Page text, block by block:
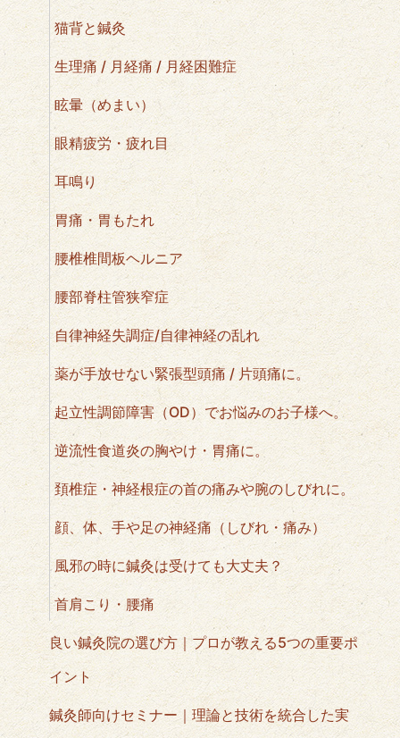
猫背と鍼灸
生理痛 / 月経痛 / 月経困難症
眩暈（めまい）
眼精疲労・疲れ目
耳鳴り
胃痛・胃もたれ
腰椎椎間板ヘルニア
腰部脊柱管狭窄症
自律神経失調症/自律神経の乱れ
薬が手放せない緊張型頭痛 / 片頭痛に。
起立性調節障害（OD）でお悩みのお子様へ。
逆流性食道炎の胸やけ・胃痛に。
頚椎症・神経根症の首の痛みや腕のしびれに。
顔、体、手や足の神経痛（しびれ・痛み）
風邪の時に鍼灸は受けても大丈夫？
首肩こり・腰痛
良い鍼灸院の選び方｜プロが教える5つの重要ポ
イント
鍼灸師向けセミナー｜理論と技術を統合した実